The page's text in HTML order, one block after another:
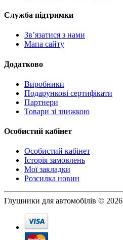
Служба підтримки
Зв’язатися з нами
Мапа сайту
Додатково
Виробники
Подарункові сертифікати
Партнери
Товари зі знижкою
Особистий кабінет
Особистий кабінет
Історія замовлень
Мої закладки
Розсилка новин
Глушники для автомобілів © 2026